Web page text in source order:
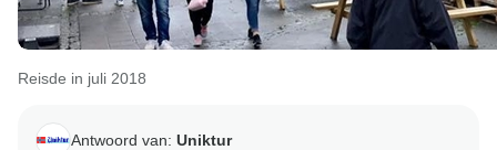
Reisde in juli 2018
Antwoord van: Uniktur